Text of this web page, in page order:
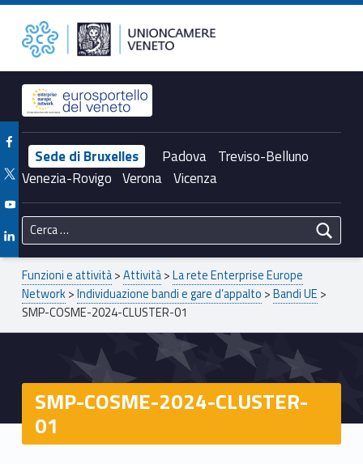
SMP-COSME-2024-CLUSTER-01 – Unioncamere del Veneto Unioncamere del Veneto
Header info sidebar
Sede di Bruxelles Padova Treviso-Belluno
Venezia-Rovigo Verona Vicenza
Facebook Unioncamere Veneto
Twitter Unioncamere Veneto
Youtube Unioncamere Veneto
Linkedin Unioncamere Veneto
Ricerca per:
Breadcrumbs navigation
Funzioni e attività>Attività>La rete Enterprise Europe
Network>Individuazione bandi e gare d’appalto >Bandi UE >
SMP-COSME-2024-CLUSTER-01
SMP-COSME-2024-CLUSTER-
01